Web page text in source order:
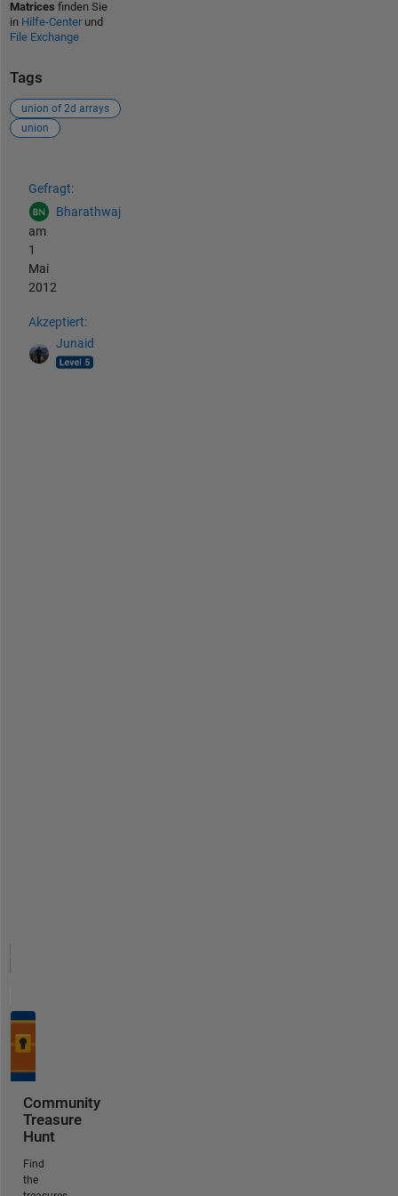
Matrices finden Sie
in Hilfe-Centerund
File Exchange
Tags
union of 2d arrays
union
Gefragt:
Bharathwaj
am
1
Mai
2012
Akzeptiert:
Junaid
Community
Treasure
Hunt
Find
the